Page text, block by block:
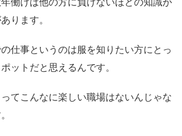
ります。
仕事というのは服を知りたい方にとっ
ットだと思えるんです。
てこんなに楽しい職場はないんじゃな